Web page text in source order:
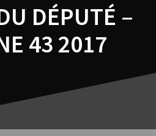
DÉPUTÉ –
43 2017